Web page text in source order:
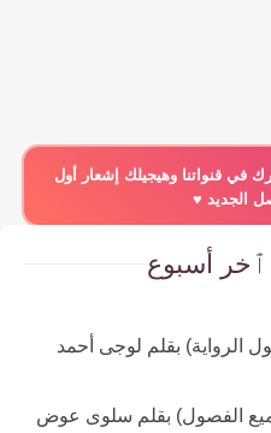
قنواتنا وهيجيلك إشعار أول
♥️
أسبوع
بقلم لوجى أحمد
الفصول) بقلم سلوى عوض